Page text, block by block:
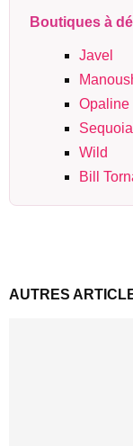
Boutiques à
Javel
Opaline
Sequoia
Wild
Bill
AUTRES